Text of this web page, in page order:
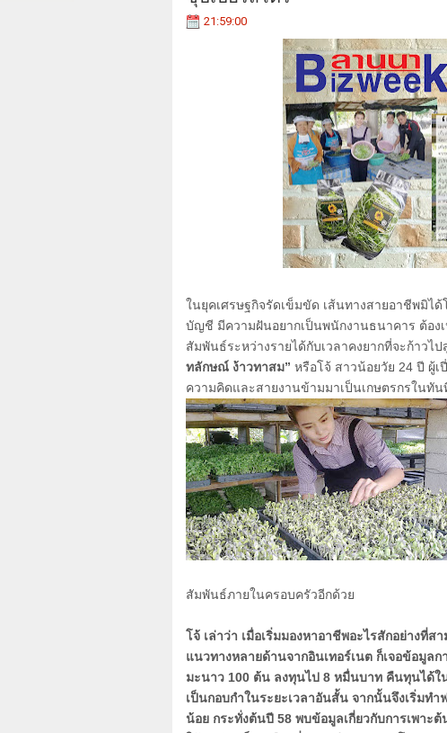
21:59:00
ในยุคเศรษฐกิจรัดเข็มขัด เส้นทางสายอาชีพมิไ
บัญชี มีความฝันอยากเป็นพนักงานธนาคาร ต้อง
สัมพันธ์ระหว่างรายได้กับเวลาคงยากที่จะก้าวไ
ทลักษณ์ ง้าวทาสม” หรือโจ้ สาวน้อยวัย 24 ปี ผู้เ
ความคิดและสายงานข้ามมาเป็นเกษตรกรในทัน
สัมพันธ์ภายในครอบครัวอีกด้วย
โจ้ เล่าว่า เมื่อเริ่มมองหาอาชีพอะไรสักอย่างที่
แนวทางหลายด้านจากอินเทอร์เนต ก็เจอข้อมู
มะนาว 100 ต้น ลงทุนไป 8 หมื่นบาท คืนทุนได้ใ
เป็นกอบกำในระยะเวลาอันสั้น จากนั้นจึงเริ่ม
น้อย กระทั่งต้นปี 58 พบข้อมูลเกี่ยวกับการเพาะ